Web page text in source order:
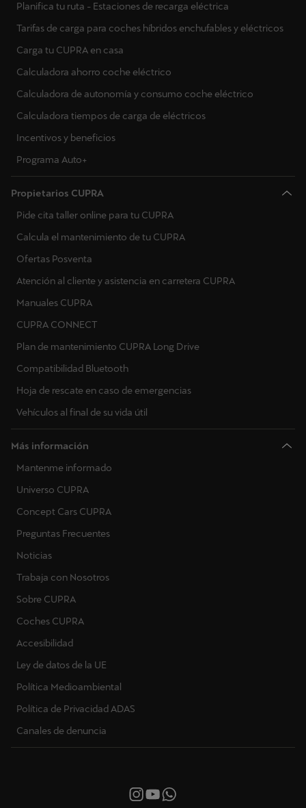
Planifica tu ruta - Estaciones de recarga eléctrica
Tarifas de carga para coches híbridos enchufables y eléctricos
Carga tu CUPRA en casa
Calculadora ahorro coche eléctrico
Calculadora de autonomía y consumo coche eléctrico
Calculadora tiempos de carga de eléctricos
Incentivos y beneficios
Programa Auto+
Propietarios CUPRA
Pide cita taller online para tu CUPRA
Calcula el mantenimiento de tu CUPRA
Ofertas Posventa
Atención al cliente y asistencia en carretera CUPRA
Manuales CUPRA
CUPRA CONNECT
Plan de mantenimiento CUPRA Long Drive
Compatibilidad Bluetooth
Hoja de rescate en caso de emergencias
Vehículos al final de su vida útil
Más información
Mantenme informado
Universo CUPRA
Concept Cars CUPRA
Preguntas Frecuentes
Noticias
Trabaja con Nosotros
Sobre CUPRA
Coches CUPRA
Accesibilidad
Ley de datos de la UE
Política Medioambiental
Política de Privacidad ADAS
Canales de denuncia